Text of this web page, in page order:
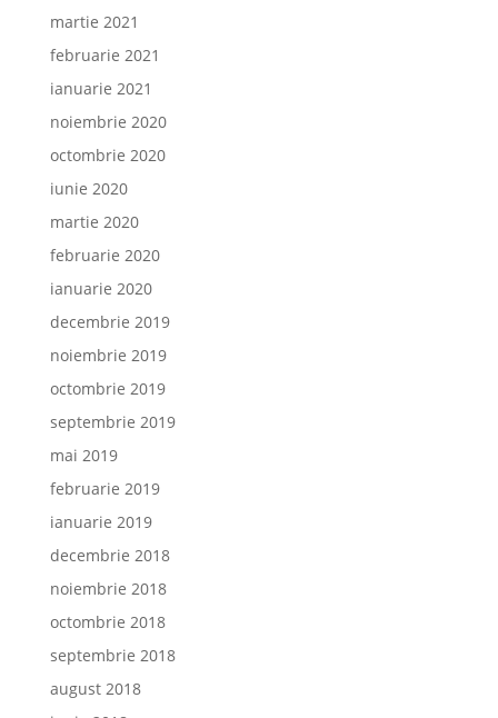
martie 2021
februarie 2021
ianuarie 2021
noiembrie 2020
octombrie 2020
iunie 2020
martie 2020
februarie 2020
ianuarie 2020
decembrie 2019
noiembrie 2019
octombrie 2019
septembrie 2019
mai 2019
februarie 2019
ianuarie 2019
decembrie 2018
noiembrie 2018
octombrie 2018
septembrie 2018
august 2018